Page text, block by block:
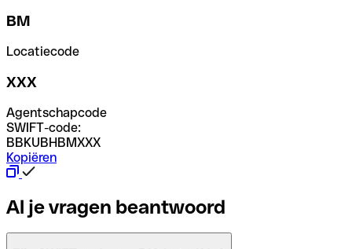
BM
Locatiecode
XXX
Agentschapcode
SWIFT-code:
BBKUBHBMXXX
Kopiëren
Al je vragen beantwoord